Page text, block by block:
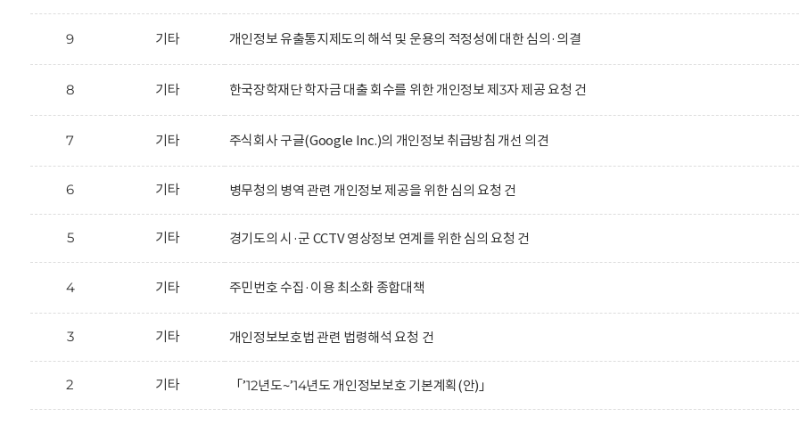
9 기타 개인정보 유출통지제도의 해석 및 운용의 적정성에 대한 심의·의결
8 기타 한국장학재단 학자금 대출 회수를 위한 개인정보 제3자 제공 요청 건
7 기타 주식회사 구글(Google Inc.)의 개인정보 취급방침 개선 의견
6 기타 병무청의 병역 관련 개인정보 제공을 위한 심의 요청 건
5 기타 경기도의 시·군 CCTV 영상정보 연계를 위한 심의 요청 건
4 기타 주민번호 수집·이용 최소화 종합대책
3 기타 개인정보보호법 관련 법령해석 요청 건
2 기타 「’12년도~’14년도 개인정보보호 기본계획(안)」